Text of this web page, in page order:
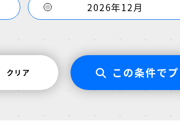
2026年12月
クリア この条件で